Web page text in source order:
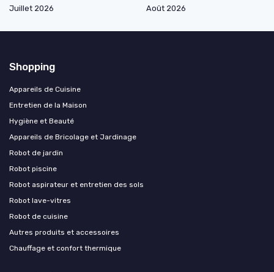
Juillet 2026
Août 2026
Shopping
Appareils de Cuisine
Entretien de la Maison
Hygiène et Beauté
Appareils de Bricolage et Jardinage
Robot de jardin
Robot piscine
Robot aspirateur et entretien des sols
Robot lave-vitres
Robot de cuisine
Autres produits et accessoires
Chauffage et confort thermique